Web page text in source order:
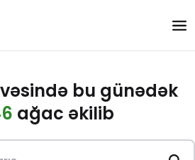
bu günədək
ağac əkilib